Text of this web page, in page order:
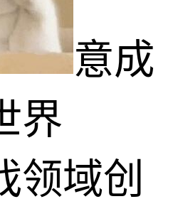
意成
界
领域创